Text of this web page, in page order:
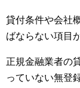
貸付条件や会社
ばならない項目
正規金融業者の
っていない無登